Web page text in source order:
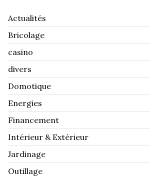
Actualités
Bricolage
casino
divers
Domotique
Energies
Financement
Intérieur & Extérieur
Jardinage
Outillage